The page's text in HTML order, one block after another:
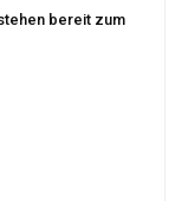
bereit zum